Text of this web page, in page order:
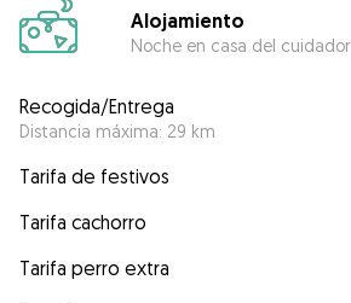
Alojamiento
Noche en casa del cuidador
Recogida/Entrega
Distancia máxima: 29 km
Tarifa de festivos
Tarifa cachorro
Tarifa perro extra